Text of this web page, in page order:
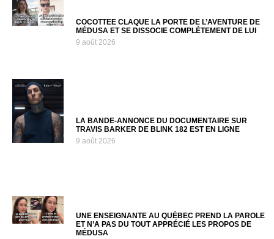
COCOTTEE CLAQUE LA PORTE DE L’AVENTURE DE
MÉDUSA ET SE DISSOCIE COMPLÈTEMENT DE LUI
9 août 2026
LA BANDE-ANNONCE DU DOCUMENTAIRE SUR
TRAVIS BARKER DE BLINK 182 EST EN LIGNE
9 août 2026
UNE ENSEIGNANTE AU QUÉBEC PREND LA PAROLE
ET N’A PAS DU TOUT APPRÉCIÉ LES PROPOS DE
MÉDUSA